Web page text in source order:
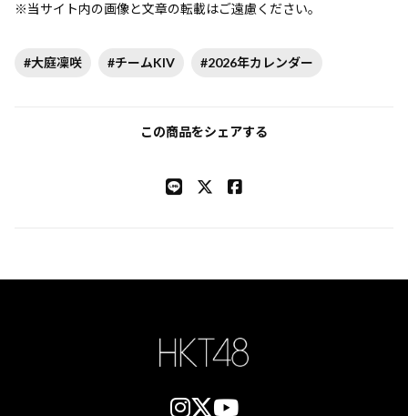
※当サイト内の画像と文章の転載はご遠慮ください。
#大庭凜咲 #チームKIV #2026年カレンダー
この商品をシェアする